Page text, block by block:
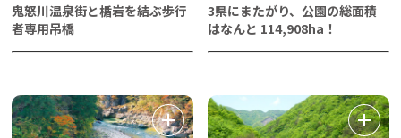
鬼怒川温泉街と楯岩を結ぶ歩行
者専用吊橋
3県にまたがり、公園の総面積
はなんと 114,908ha！